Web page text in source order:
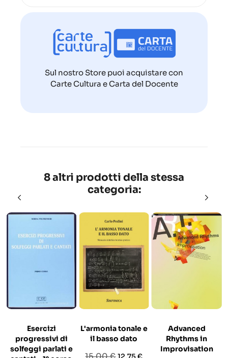
Sul nostro Store puoi acquistare con
Carte Cultura e Carta del Docente
8 altri prodotti della stessa
categoria:
Esercizi
progressivi di
solfeggi parlati e
L'armonia tonale e
il basso dato
Prezzo
Prezzo
Advanced
Rhythms in
Improvisation